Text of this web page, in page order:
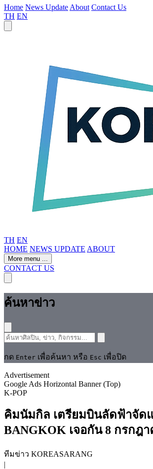
Home News Update About Contact Us
TH EN
TH EN
HOME NEWS UPDATE ABOUT
More menu ...
CONTACT US
ค้นหาข่าว
กด Enter เพื่อค้นหา หรือ Esc เพื่อปิด
Advertisement
Google Ads Horizontal Banner (Top)
K-POP
คิมนัมกิล เตรียมบินลัดฟ้าจัดแ
BANGKOK เจอกัน 8 กรกฎ
ทีมข่าว KOREASARANG
|